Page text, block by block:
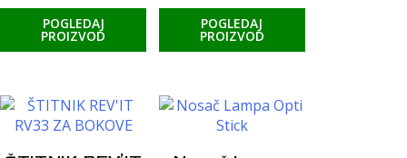
POGLEDAJ
PROIZVOD
POGLEDAJ
PROIZVOD